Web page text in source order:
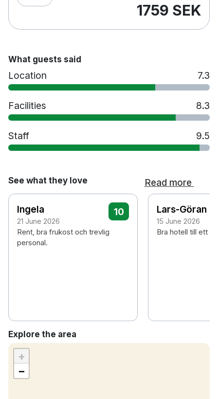
Kistamässan
25 minuters bilresa till Arlanda flygplats
1759 SEK
What guests said
Location 7.3
Facilities 8.3
Staff 9.5
See what they love Read more
Ingela
21 June 2026
10
Rent, bra frukost och trevlig
personal.
Lars-Göran
15 June 2026
Bra hotell till ett
Explore the area
+
−